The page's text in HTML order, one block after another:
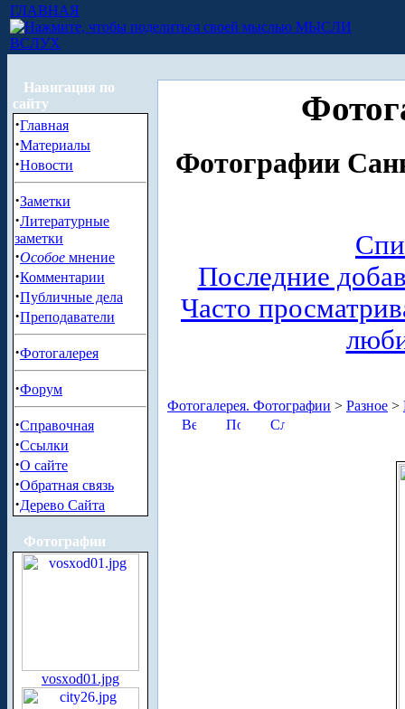
ГЛАВНАЯ
МЫСЛИ
ВСЛУХ
Навигация по
сайту
·Главная
·Материалы
·Новости
·Заметки
·Литературные
заметки
·Особое мнение
·Комментарии
·Публичные дела
·Преподаватели
·Фотогалерея
·Форум
·Справочная
·Ссылки
·О сайте
·Обратная связь
·Дерево Сайта
Фотографии
vosxod01.jpg
Фотографии
Последние
Часто
Фотогалерея. Фотографии > Разное >